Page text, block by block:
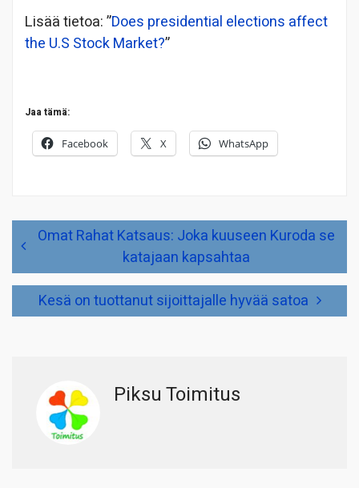
Lisää tietoa: ”Does presidential elections affect
the U.S Stock Market?”
Jaa tämä:
Facebook X WhatsApp
Artikkelien
selausOmat Rahat Katsaus: Joka kuuseen Kuroda se
katajaan kapsahtaa
Kesä on tuottanut sijoittajalle hyvää satoa
Piksu Toimitus